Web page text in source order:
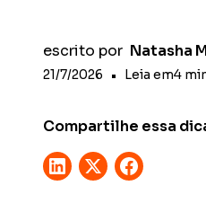
escrito por Natasha
21/7/2026 • Leia em4
Compartilhe essa